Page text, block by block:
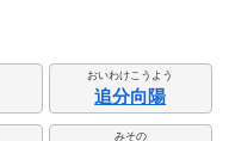
おいわけこうよう
追分向陽
みその